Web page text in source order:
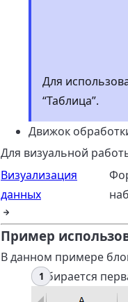
Для
“Таблица”.
Движок
Для визуальной
Визуализация
данных
Пример
В данном примере
Выбирается